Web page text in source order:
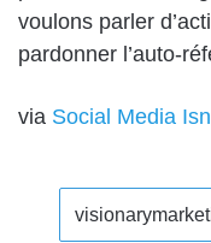
voulons parler
pardonner l’auto-
via Social Media